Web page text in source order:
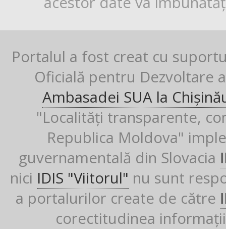
Portalul a fost creat cu
Oficială pentru Dezvoltare
Ambasadei SUA la
"Localități transparente,
Republica Moldova"
guvernamentală din Slovacia
nici IDIS "Viitorul" nu sunt
a portalurilor create de către
corectitudinea